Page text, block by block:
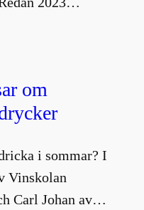
om
i sommar? I
Vinskolan
Carl Johan av…